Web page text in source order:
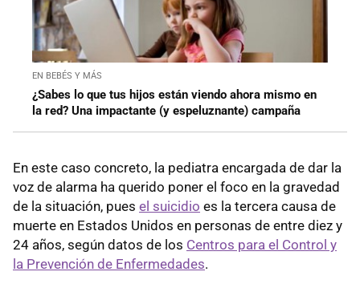
EN BEBÉS Y MÁS
¿Sabes lo que tus hijos están viendo ahora mismo en
la red? Una impactante (y espeluznante) campaña
En este caso concreto, la pediatra encargada de dar la
voz de alarma ha querido poner el foco en la gravedad
de la situación, pues el suicidio es la tercera causa de
muerte en Estados Unidos en personas de entre diez y
24 años, según datos de los Centros para el Control y
la Prevención de Enfermedades.